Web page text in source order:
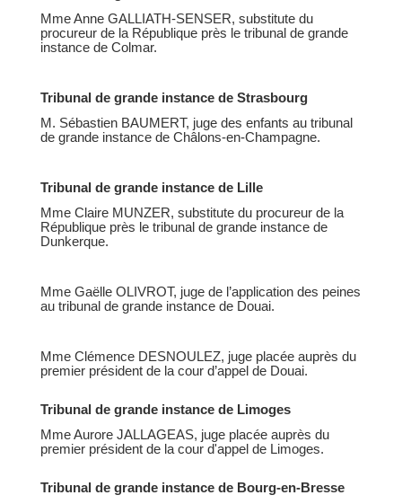
Mme Anne GALLIATH-SENSER, substitute du
procureur de la République près le tribunal de grande
instance de Colmar.
Tribunal de grande instance de Strasbourg
M. Sébastien BAUMERT, juge des enfants au tribunal
de grande instance de Châlons-en-Champagne.
Tribunal de grande instance de Lille
Mme Claire MUNZER, substitute du procureur de la
République près le tribunal de grande instance de
Dunkerque.
Mme Gaëlle OLIVROT, juge de l’application des peines
au tribunal de grande instance de Douai.
Mme Clémence DESNOULEZ, juge placée auprès du
premier président de la cour d’appel de Douai.
Tribunal de grande instance de Limoges
Mme Aurore JALLAGEAS, juge placée auprès du
premier président de la cour d'appel de Limoges.
Tribunal de grande instance de Bourg-en-Bresse